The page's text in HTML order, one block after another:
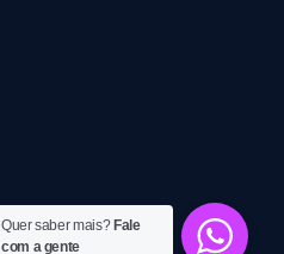
Quer saber mais? Fale
com a gente